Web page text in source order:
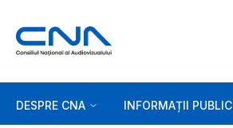
DESPRE CNA INFORMAȚII